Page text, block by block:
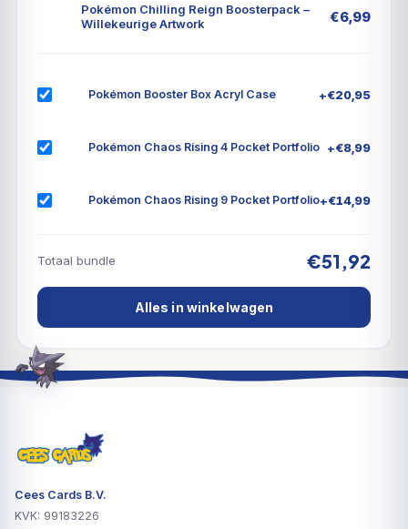
Pokémon Chilling Reign Boosterpack –
Willekeurige Artwork
€6,99
Pokémon Booster Box Acryl Case +€20,95
Pokémon Chaos Rising 4 Pocket Portfolio +€8,99
Pokémon Chaos Rising 9 Pocket Portfolio+€14,99
Totaal bundle €51,92
Alles in winkelwagen
Cees Cards B.V.
KVK: 99183226